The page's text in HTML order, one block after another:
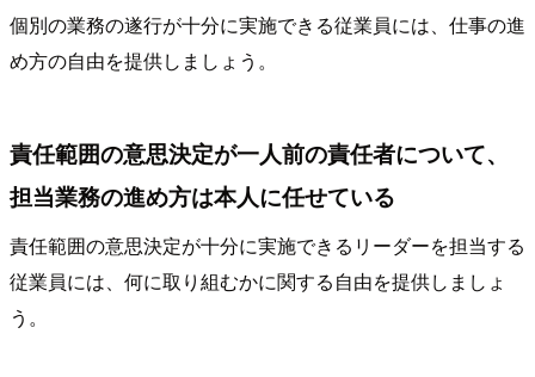
個別の業務の遂行が十分に実施できる従業員には、仕事の進
め方の自由を提供しましょう。
責任範囲の意思決定が一人前の責任者について、
担当業務の進め方は本人に任せている
責任範囲の意思決定が十分に実施できるリーダーを担当する
従業員には、何に取り組むかに関する自由を提供しましょ
う。